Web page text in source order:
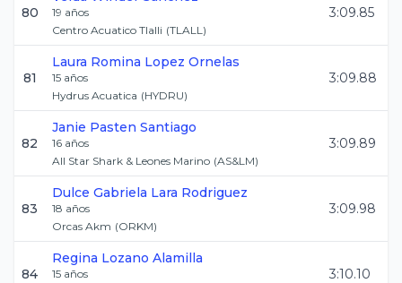
80 19 años
Centro Acuatico Tlalli (TLALL)
3:09.85
81
Laura Romina Lopez Ornelas
15 años
Hydrus Acuatica (HYDRU)
3:09.88
82
Janie Pasten Santiago
16 años
All Star Shark & Leones Marino (AS&LM)
3:09.89
83
Dulce Gabriela Lara Rodriguez
18 años
Orcas Akm (ORKM)
3:09.98
84
Regina Lozano Alamilla
15 años
3:10.10